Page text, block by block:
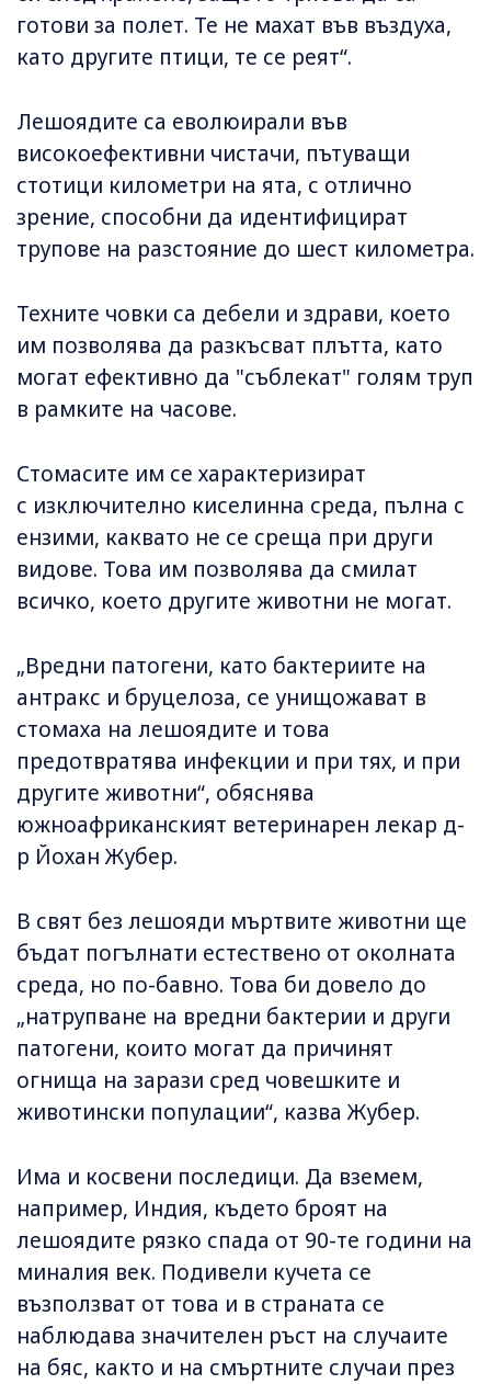
готови за полет. Те не махат във въздуха,
като другите птици, те се реят“.
Лешоядите са еволюирали във
високоефективни чистачи, пътуващи
стотици километри на ята, с отлично
зрение, способни да идентифицират
трупове на разстояние до шест километра.
Техните човки са дебели и здрави, което
им позволява да разкъсват плътта, като
могат ефективно да "съблекат" голям труп
в рамките на часове.
Стомасите им се характеризират
с изключително киселинна среда, пълна с
ензими, каквато не се среща при други
видове. Това им позволява да смилат
всичко, което другите животни не могат.
„Вредни патогени, като бактериите на
антракс и бруцелоза, се унищожават в
стомаха на лешоядите и това
предотвратява инфекции и при тях, и при
другите животни“, обяснява
южноафриканският ветеринарен лекар д-
р Йохан Жубер.
В свят без лешояди мъртвите животни ще
бъдат погълнати естествено от околната
среда, но по-бавно. Това би довело до
„натрупване на вредни бактерии и други
патогени, които могат да причинят
огнища на зарази сред човешките и
животински популации“, казва Жубер.
Има и косвени последици. Да вземем,
например, Индия, където броят на
лешоядите рязко спада от 90-те години на
миналия век. Подивели кучета се
възползват от това и в страната се
наблюдава значителен ръст на случаите
на бяс, както и на смъртните случаи през